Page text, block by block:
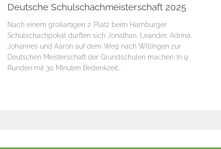
Deutsche Schulschachmeisterschaft 2025
Nach einem großartigen 2. Platz beim Hamburger
Schulschachpokal durften sich Jonathan, Leander, Adrina,
Johannes und Aaron auf dem Weg nach Willingen zur
Deutschen Meisterschaft der Grundschulen machen. In 9
Runden mit 30 Minuten Bedenkzeit...